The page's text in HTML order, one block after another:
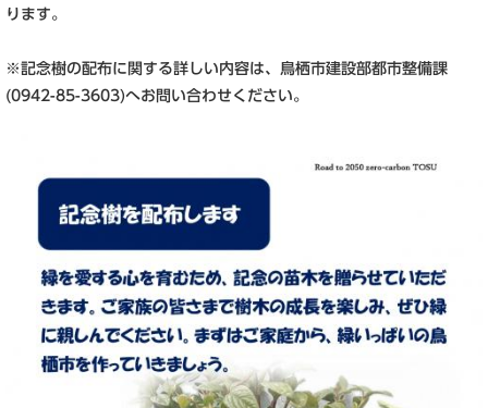
ります。
※記念樹の配布に関する詳しい内容は、鳥栖市建設部都市整備課
(0942-85-3603)へお問い合わせください。